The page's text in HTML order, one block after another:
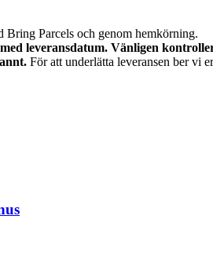
Bring Parcels och genom hemkörning.
leveransdatum. Vänligen
För att underlätta leveransen ber vi